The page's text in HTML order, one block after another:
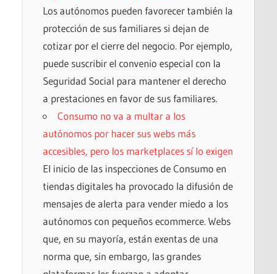
Los autónomos pueden favorecer también la
protección de sus familiares si dejan de
cotizar por el cierre del negocio. Por ejemplo,
puede suscribir el convenio especial con la
Seguridad Social para mantener el derecho
a prestaciones en favor de sus familiares.
Consumo no va a multar a los
autónomos por hacer sus webs más
accesibles, pero los marketplaces sí lo exigen
El inicio de las inspecciones de Consumo en
tiendas digitales ha provocado la difusión de
mensajes de alerta para vender miedo a los
autónomos con pequeños ecommerce. Webs
que, en su mayoría, están exentas de una
norma que, sin embargo, las grandes